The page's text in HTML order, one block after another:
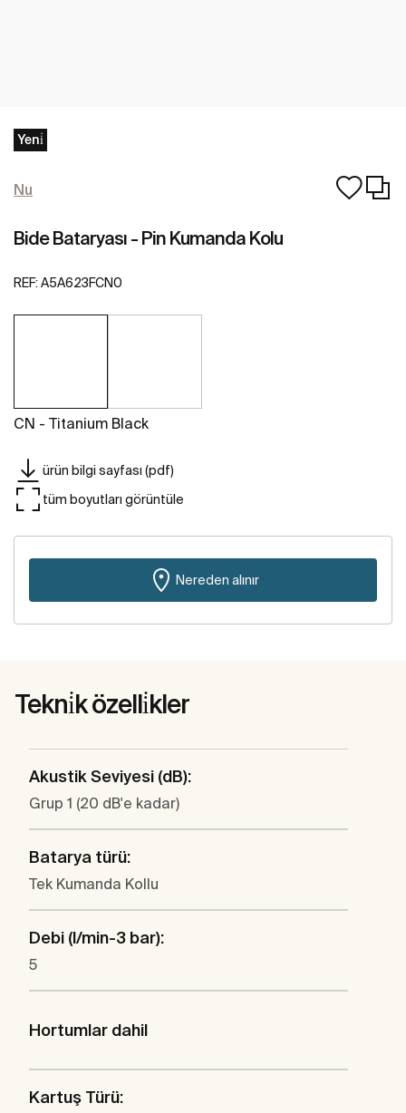
Yeni̇
Nu
Bide Bataryası - Pin Kumanda Kolu
REF: A5A623FCN0
CN - Titanium Black
ürün bilgi sayfası (pdf)
tüm boyutları görüntüle
Nereden alınır
Tekni̇k özelli̇kler
Akustik Seviyesi (dB):
Grup 1 (20 dB'e kadar)
Batarya türü:
Tek Kumanda Kollu
Debi (l/min-3 bar):
5
Hortumlar dahil
Kartuş Türü: